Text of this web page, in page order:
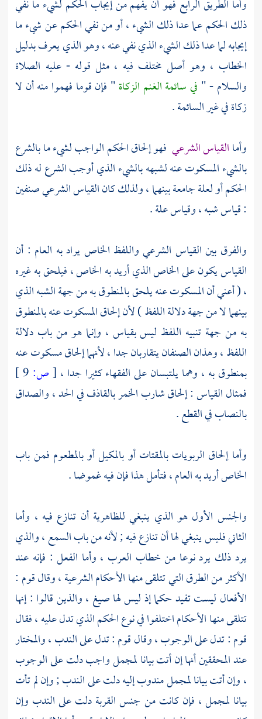
وأما الطريق الرابع فهو أن يفهم من إيجاب الحكم لشيء ما نفي
ذلك الحكم عما عدا ذلك الشيء ، أو من نفي الحكم عن شيء ما
إيجابه لما عدا ذلك الشيء الذي نفي عنه ، وهو الذي يعرف بدليل
الخطاب ، وهو أصل مختلف فيه ، مثل قوله - عليه الصلاة
والسلام - " في سائمة الغنم الزكاة" فإن قوما فهموا منه أن لا
زكاة في غير السائمة .
وأماالقياس الشرعي فهو إلحاق الحكم الواجب لشيء ما بالشرع
بالشيء المسكوت عنه لشبهه بالشيء الذي أوجب الشرع له ذلك
الحكم أو لعلة جامعة بينهما ، ولذلك كان القياس الشرعي صنفين
: قياس شبه ، وقياس علة .
والفرق بين القياس الشرعي واللفظ الخاص يراد به العام : أن
القياس يكون على الخاص الذي أريد به الخاص ، فيلحق به غيره
، ( أعني أن المسكوت عنه يلحق بالمنطوق به من جهة الشبه الذي
بينهما لا من جهة دلالة اللفظ ) لأن إلحاق المسكوت عنه بالمنطوق
به من جهة تنبيه اللفظ ليس بقياس ، وإنما هو من باب دلالة
اللفظ ، وهذان الصنفان يتقاربان جدا ، لأنهما إلحاق مسكوت عنه
بمنطوق به ، وهما يلتبسان على الفقهاء كثيرا جدا ، [ص:
فمثال القياس : إلحاق شارب الخمر بالقاذف في الحد ، والصداق
بالنصاب في القطع .
وأما إلحاق الربويات بالمقتات أو بالمكيل أو بالمطعوم فمن باب
الخاص أريد به العام ، فتأمل هذا فإن فيه غموضا .
والجنس الأول هو الذي ينبغي للظاهرية أن تنازع فيه ، وأما
الثاني فليس ينبغي لها أن تنازع فيه ; لأنه من باب السمع ، والذي
يرد ذلك يرد نوعا من خطاب العرب ، وأما الفعل : فإنه عند
الأكثر من الطرق التي تتلقى منها الأحكام الشرعية ، وقال قوم :
الأفعال ليست تفيد حكما إذ ليس لها صيغ ، والذين قالوا : إنها
تتلقى منها الأحكام اختلفوا في نوع الحكم الذي تدل عليه ، فقال
قوم : تدل على الوجوب ، وقال قوم : تدل على الندب ، والمختار
عند المحققين أنها إن أتت بيانا لمجمل واجب دلت على الوجوب
، وإن أتت بيانا لمجمل مندوب إليه دلت على الندب ; وإن لم تأت
بيانا لمجمل ، فإن كانت من جنس القربة دلت على الندب وإن